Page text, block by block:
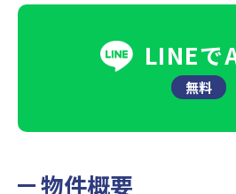
LINEで
無料
物件概要